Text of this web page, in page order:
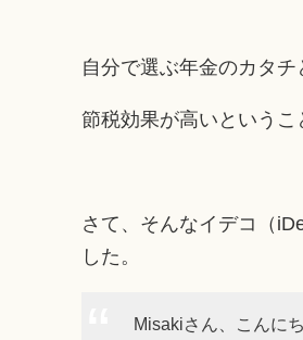
自分で選ぶ年金のカタ
節税効果が高いというこ
さて、そんなイデコ（
した。
Misakiさん、こんにち